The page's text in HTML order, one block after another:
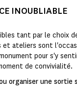
INOUBLIABLE
tant par le choix
et ateliers sont
pour s'y
de convivialité.
organiser une sortie